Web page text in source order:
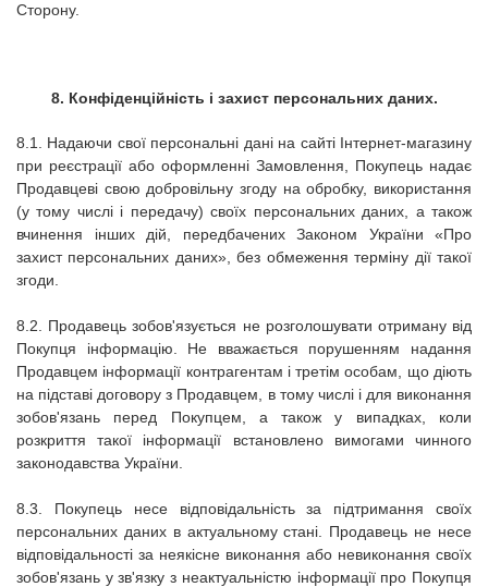
Сторону.
8. Конфіденційність і захист персональних даних.
8.1. Надаючи свої персональні дані на сайті Інтернет-магазину
при реєстрації або оформленні Замовлення, Покупець надає
Продавцеві свою добровільну згоду на обробку, використання
(у тому числі і передачу) своїх персональних даних, а також
вчинення інших дій, передбачених Законом України «Про
захист персональних даних», без обмеження терміну дії такої
згоди.
8.2. Продавець зобов'язується не розголошувати отриману від
Покупця інформацію. Не вважається порушенням надання
Продавцем інформації контрагентам і третім особам, що діють
на підставі договору з Продавцем, в тому числі і для виконання
зобов'язань перед Покупцем, а також у випадках, коли
розкриття такої інформації встановлено вимогами чинного
законодавства України.
8.3. Покупець несе відповідальність за підтримання своїх
персональних даних в актуальному стані. Продавець не несе
відповідальності за неякісне виконання або невиконання своїх
зобов'язань у зв'язку з неактуальністю інформації про Покупця